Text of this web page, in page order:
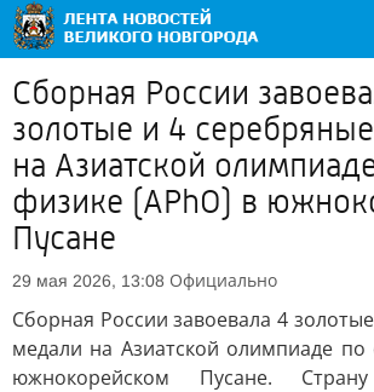
Сборная России
золотые и 4
на Азиатской
физике (APhO) в
Пусане
29 мая 2026, 13:08 Официально
Сборная России завоевала 4
медали на Азиатской олимпиаде по
южнокорейском Пусане. Страну